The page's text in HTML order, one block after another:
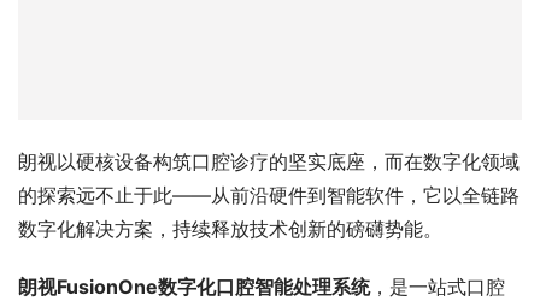
朗视以硬核设备构筑口腔诊疗的坚实底座，而在数字化领域
的探索远不止于此——从前沿硬件到智能软件，它以全链路
数字化解决方案，持续释放技术创新的磅礴势能。
朗视FusionOne数字化口腔智能处理系统，是一站式口腔